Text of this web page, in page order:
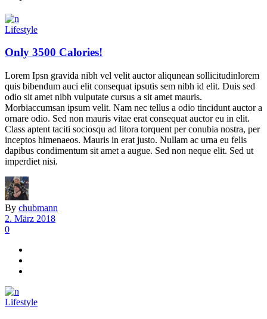
Lifestyle
Only 3500 Calories!
Lorem Ipsn gravida nibh vel velit auctor aliqunean sollicitudinlorem
quis bibendum auci elit consequat ipsutis sem nibh id elit. Duis sed
odio sit amet nibh vulputate cursus a sit amet mauris.
Morbiaccumsan ipsum velit. Nam nec tellus a odio tincidunt auctor a
ornare odio. Sed non mauris vitae erat consequat auctor eu in elit.
Class aptent taciti sociosqu ad litora torquent per conubia nostra, per
inceptos himenaeos. Mauris in erat justo. Nullam ac urna eu felis
dapibus condimentum sit amet a augue. Sed non neque elit. Sed ut
imperdiet nisi.
By chubmann
2. März 2018
0
Lifestyle